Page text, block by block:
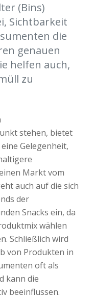
(Bins)
Sichtbarkeit
die
genauen
helfen auch,
zu
stehen, bietet
Gelegenheit,
Markt vom
auch auf die sich
der
Snacks ein, da
wählen
Schließlich wird
von Produkten in
oft als
kann die
beeinflussen.